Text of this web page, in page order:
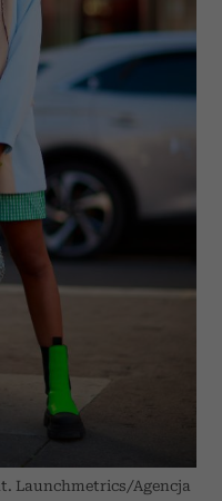
Launchmetrics/Agencja